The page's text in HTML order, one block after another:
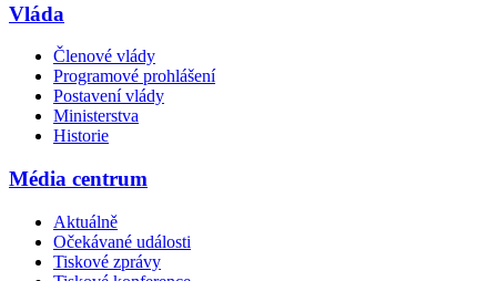
Vláda
Členové vlády
Programové prohlášení
Postavení vlády
Ministerstva
Historie
Média centrum
Aktuálně
Očekávané události
Tiskové zprávy